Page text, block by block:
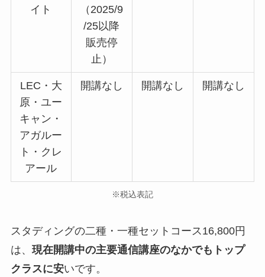
イト
（2025/9
/25以降
販売停
止）
LEC・大
原・ユー
キャン・
アガルー
ト・クレ
アール
開講なし 開講なし 開講なし
※税込表記
スタディングの二種・一種セットコース16,800円
は、 現在開講中の主要通信講座のなかでもトップ
クラスに安いです。